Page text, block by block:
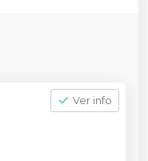
Ver info